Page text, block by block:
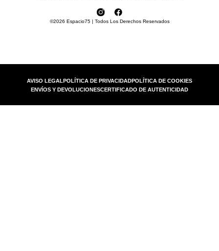
©2026 Espacio75 | Todos Los Derechos Reservados
AVISO LEGALPOLÍTICA DE PRIVACIDADPOLÍTICA DE COOKIES
ENVÍOS Y DEVOLUCIONESCERTIFICADO DE AUTENTICIDAD